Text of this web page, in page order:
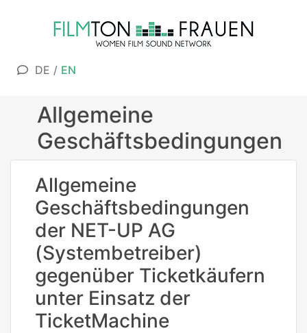
DE / EN
Allgemeine
Geschäftsbedingungen
Allgemeine
Geschäftsbedingungen
der NET-UP AG
(Systembetreiber)
gegenüber Ticketkäufern
unter Einsatz der
TicketMachine